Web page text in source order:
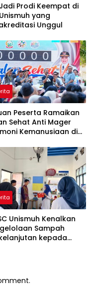
Jadi Prodi Keempat di
yang
Unggul
Peserta Ramaikan
Sehat Anti Mager
Kemanusiaan di
Unismuh Kenalkan
Sampah
kepada